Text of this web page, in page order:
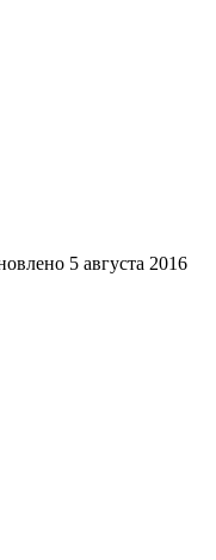
5 августа 2016